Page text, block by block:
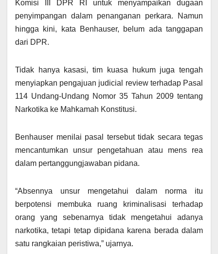
Komisi III DPR RI untuk menyampaikan dugaan
penyimpangan dalam penanganan perkara. Namun
hingga kini, kata Benhauser, belum ada tanggapan
dari DPR.
Tidak hanya kasasi, tim kuasa hukum juga tengah
menyiapkan pengajuan judicial review terhadap Pasal
114 Undang-Undang Nomor 35 Tahun 2009 tentang
Narkotika ke Mahkamah Konstitusi.
Benhauser menilai pasal tersebut tidak secara tegas
mencantumkan unsur pengetahuan atau mens rea
dalam pertanggungjawaban pidana.
“Absennya unsur mengetahui dalam norma itu
berpotensi membuka ruang kriminalisasi terhadap
orang yang sebenarnya tidak mengetahui adanya
narkotika, tetapi tetap dipidana karena berada dalam
satu rangkaian peristiwa,” ujarnya.